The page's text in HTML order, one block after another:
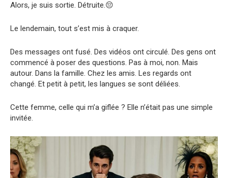
Alors, je suis sortie. Détruite.😔
Le lendemain, tout s’est mis à craquer.
Des messages ont fusé. Des vidéos ont circulé. Des gens ont
commencé à poser des questions. Pas à moi, non. Mais
autour. Dans la famille. Chez les amis. Les regards ont
changé. Et petit à petit, les langues se sont déliées.
Cette femme, celle qui m’a giflée ? Elle n’était pas une simple
invitée.